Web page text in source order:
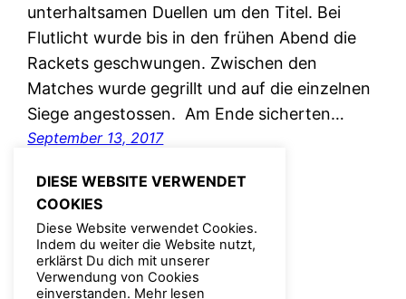
unterhaltsamen Duellen um den Titel. Bei
Flutlicht wurde bis in den frühen Abend die
Rackets geschwungen. Zwischen den
Matches wurde gegrillt und auf die einzelnen
Siege angestossen. Am Ende sicherten…
September 13, 2017
DIESE WEBSITE VERWENDET
COOKIES
Diese Website verwendet Cookies.
Indem du weiter die Website nutzt,
erklärst Du dich mit unserer
Verwendung von Cookies
einverstanden. Mehr lesen